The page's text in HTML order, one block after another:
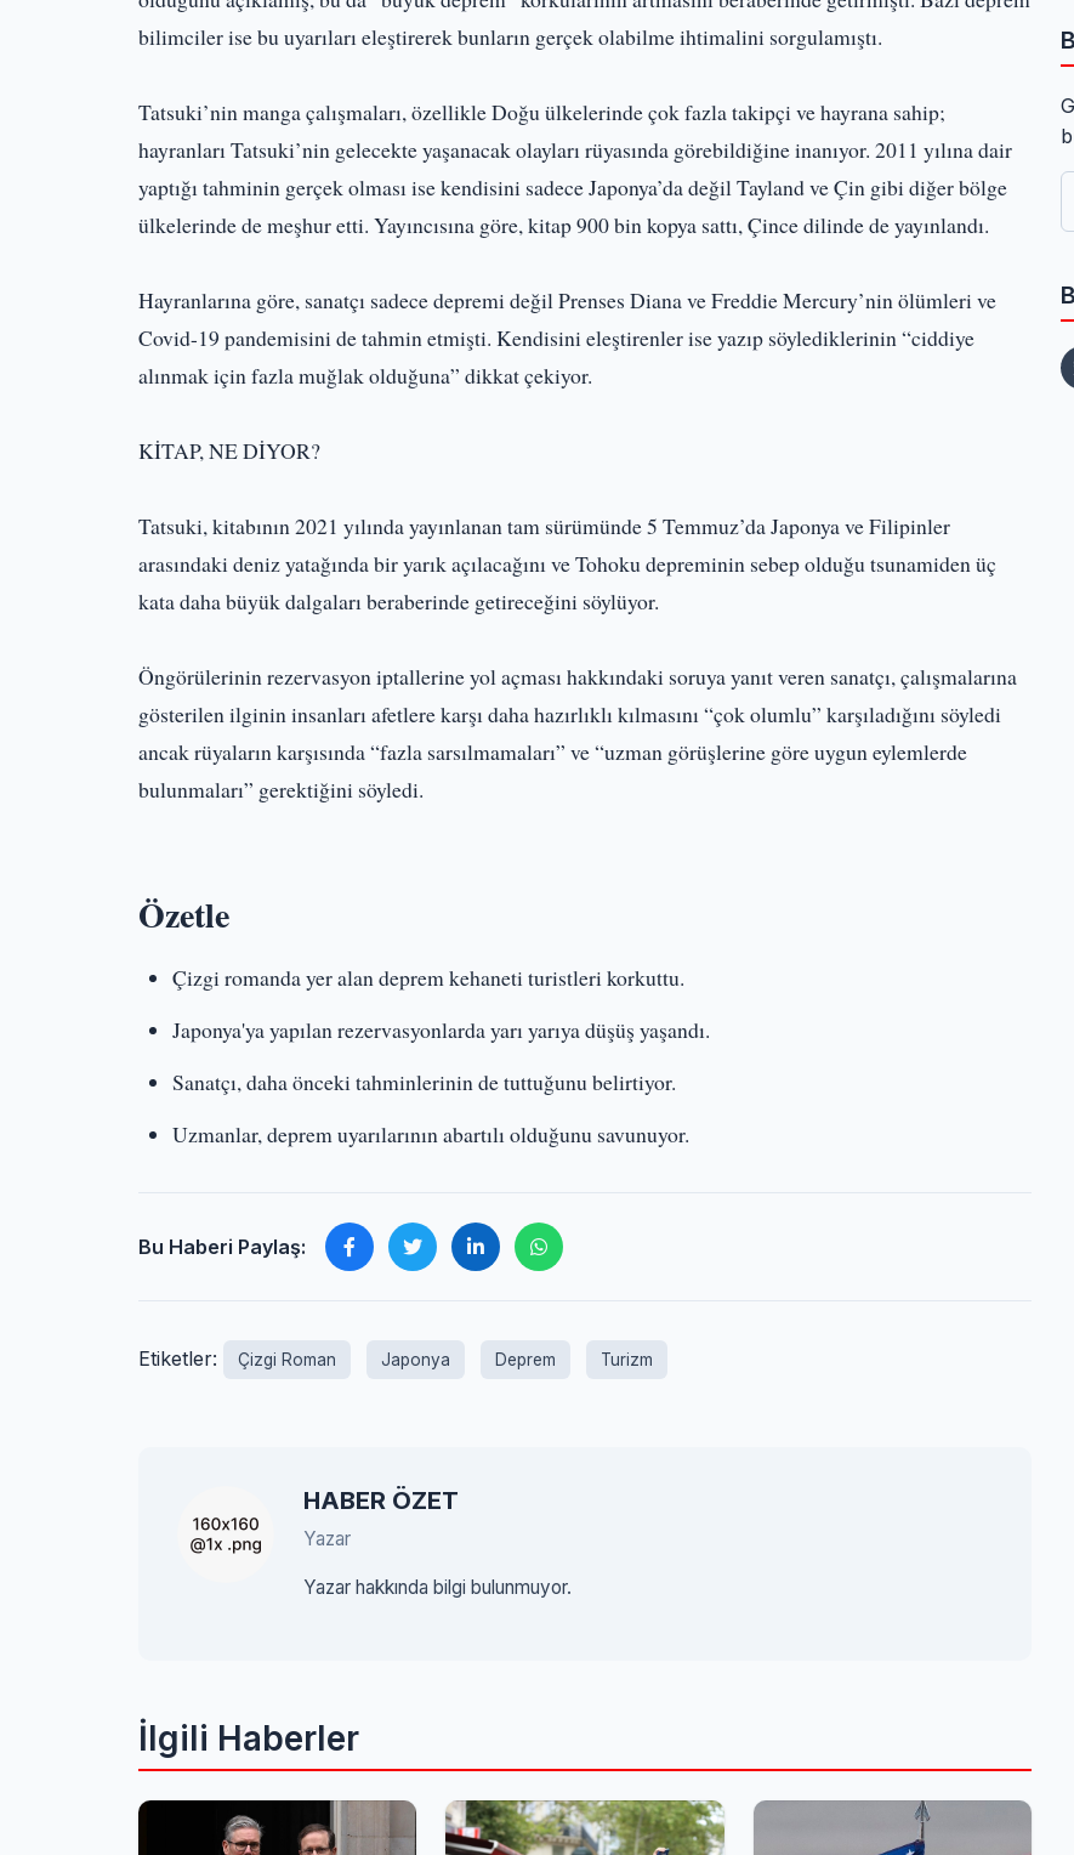
bilimciler ise bu uyarıları eleştirerek bunların gerçek olabilme ihtimalini sorgulamıştı.
Tatsuki’nin manga çalışmaları, özellikle Doğu ülkelerinde çok fazla takipçi ve hayrana sahip;
hayranları Tatsuki’nin gelecekte yaşanacak olayları rüyasında görebildiğine inanıyor. 2011 yılına dair
yaptığı tahminin gerçek olması ise kendisini sadece Japonya’da değil Tayland ve Çin gibi diğer bölge
ülkelerinde de meşhur etti. Yayıncısına göre, kitap 900 bin kopya sattı, Çince dilinde de yayınlandı.
Hayranlarına göre, sanatçı sadece depremi değil Prenses Diana ve Freddie Mercury’nin ölümleri ve
Covid-19 pandemisini de tahmin etmişti. Kendisini eleştirenler ise yazıp söylediklerinin “ciddiye
alınmak için fazla muğlak olduğuna” dikkat çekiyor.
KİTAP, NE DİYOR?
Tatsuki, kitabının 2021 yılında yayınlanan tam sürümünde 5 Temmuz’da Japonya ve Filipinler
arasındaki deniz yatağında bir yarık açılacağını ve Tohoku depreminin sebep olduğu tsunamiden üç
kata daha büyük dalgaları beraberinde getireceğini söylüyor.
Öngörülerinin rezervasyon iptallerine yol açması hakkındaki soruya yanıt veren sanatçı, çalışmalarına
gösterilen ilginin insanları afetlere karşı daha hazırlıklı kılmasını “çok olumlu” karşıladığını söyledi
ancak rüyaların karşısında “fazla sarsılmamaları” ve “uzman görüşlerine göre uygun eylemlerde
bulunmaları” gerektiğini söyledi.
Özetle
Çizgi romanda yer alan deprem kehaneti turistleri korkuttu.
Japonya'ya yapılan rezervasyonlarda yarı yarıya düşüş yaşandı.
Sanatçı, daha önceki tahminlerinin de tuttuğunu belirtiyor.
Uzmanlar, deprem uyarılarının abartılı olduğunu savunuyor.
Bu Haberi Paylaş:
Etiketler: Çizgi Roman Japonya Deprem Turizm
HABER ÖZET
Yazar
Yazar hakkında bilgi bulunmuyor.
İlgili Haberler